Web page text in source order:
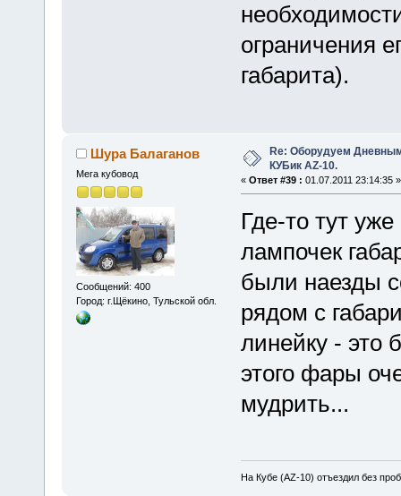
ограничения
габарита).
Шура Балаганов
Мега кубовод
Сообщений: 400
Город: г.Щёкино, Тульской обл.
Re: Оборудуем
КУБик AZ-10.
« Ответ #39 : 01.07.2011 23:14:35 »
Где-то тут
лампочек
были наезды
рядом с
линейку - это
этого фары
мудрить...
На Кубе (AZ-10) отъездил без